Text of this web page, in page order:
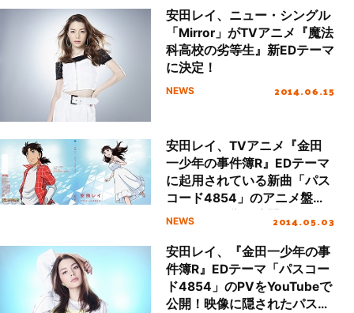
安田レイ、ニュー・シングル
「Mirror」がTVアニメ『魔法
科高校の劣等生』新EDテーマ
に決定！
NEWS 2014.06.15
安田レイ、TVアニメ『金田
一少年の事件簿R』EDテーマ
に起用されている新曲「パス
コード4854」のアニメ盤ジ
ャケット画像を公開！
NEWS 2014.05.03
安田レイ、『金田一少年の事
件簿R』EDテーマ「パスコー
ド4854」のPVをYouTubeで
公開！映像に隠されたパスコ